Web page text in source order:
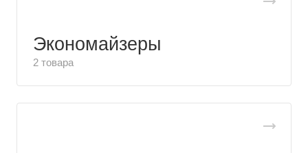
Экономайзеры
2 товара